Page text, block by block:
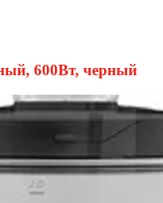
600Вт, черный